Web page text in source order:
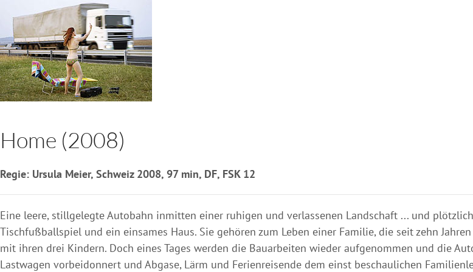
Home (2008)
Regie: Ursula Meier, Schweiz 2008, 97 min, DF, FSK 12
Eine leere, stillgelegte Autobahn inmitten einer ruhigen und verlassenen Landschaft ... und
Tischfußballspiel und ein einsames Haus. Sie gehören zum Leben einer Familie, die seit zehn
mit ihren drei Kindern. Doch eines Tages werden die Bauarbeiten wieder aufgenommen und die
Lastwagen vorbeidonnert und Abgase, Lärm und Ferienreisende dem einst beschaulichen